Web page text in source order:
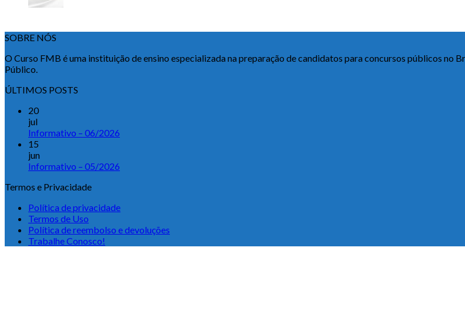
SOBRE NÓS
O Curso FMB é uma instituição de ensino especializada na preparação de candidatos para concursos públicos
Público.
ÚLTIMOS POSTS
20
jul
Informativo – 06/2026
15
jun
Informativo – 05/2026
Termos e Privacidade
Política de privacidade
Termos de Uso
Política de reembolso e devoluções
Trabalhe Conosco!